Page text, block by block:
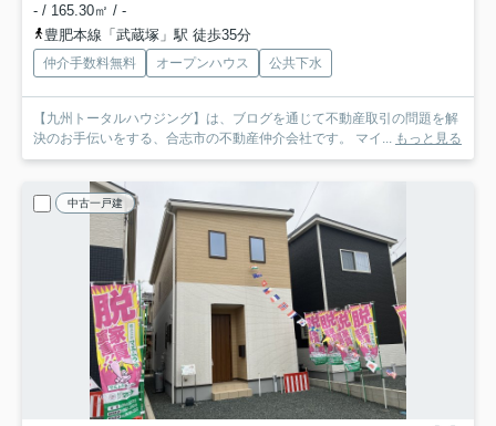
- / 165.30㎡ / -
豊肥本線「武蔵塚」駅 徒歩35分
仲介手数料無料 オープンハウス 公共下水
【九州トータルハウジング】は、ブログを通じて不動産取引の問題を解
決のお手伝いをする、合志市の不動産仲介会社です。 マイ... もっと見る
中古一戸建